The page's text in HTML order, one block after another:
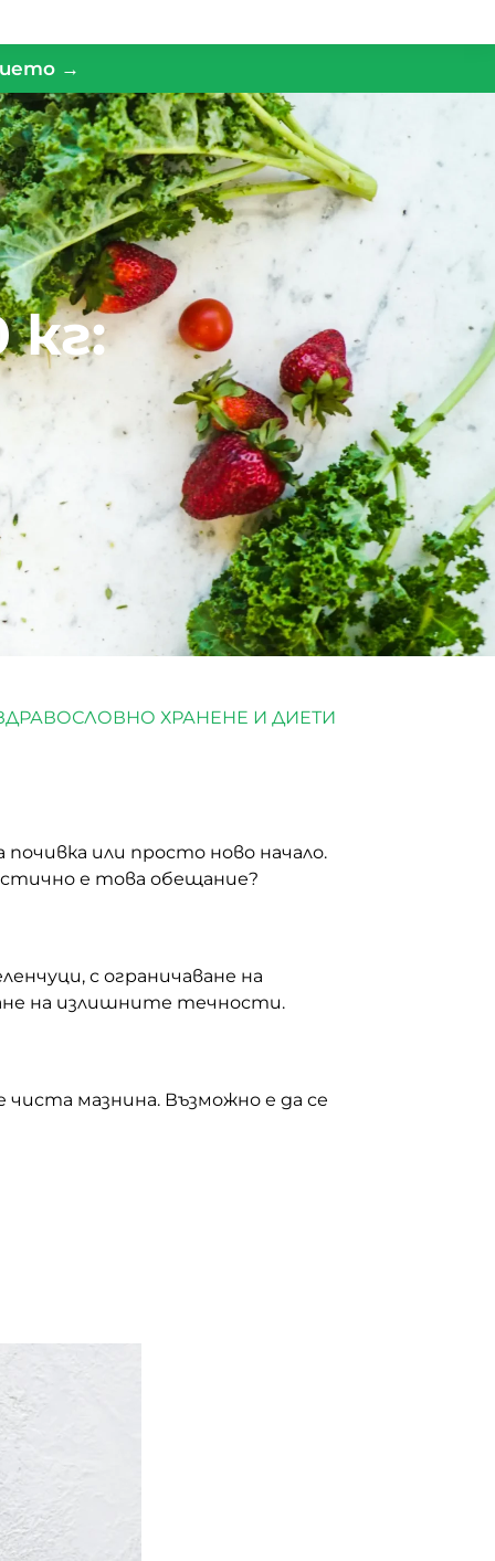
→
кг:
ХРАНЕНЕ И ДИЕТИ
или просто ново начало.
е това обещание?
с ограничаване на
на излишните течности.
мазнина. Възможно е да се